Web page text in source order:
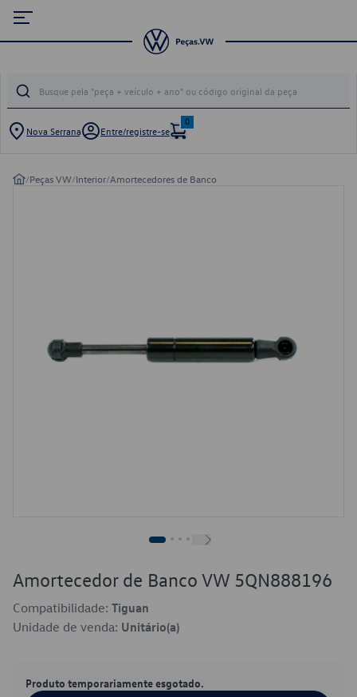
Nova Serrana Entre/registre-se
0
/Peças VW/Interior/Amortecedores de Banco
Amortecedor de Banco VW 5QN888196
Compatibilidade: Tiguan
Unidade de venda: Unitário(a)
Produto temporariamente esgotado.